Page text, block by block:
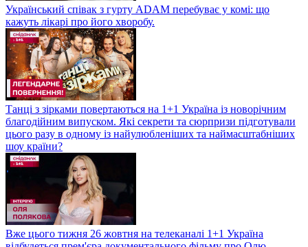
Український співак з гурту ADAM перебуває у комі: що
кажуть лікарі про його хворобу.
Танці з зірками повертаються на 1+1 Україна із новорічним
благодійним випуском. Які секрети та сюрпризи підготували
цього разу в одному із найулюбленіших та наймасштабніших
шоу країни?
Вже цього тижня 26 жовтня на телеканалі 1+1 Україна